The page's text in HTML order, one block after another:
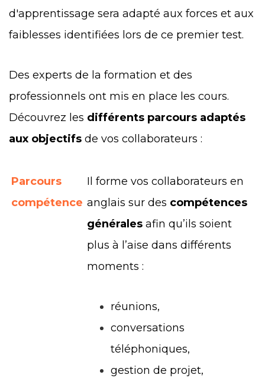
d'apprentissage sera adapté aux forces et aux
faiblesses identifiées lors de ce premier test.
Des experts de la formation et des
professionnels ont mis en place les cours.
Découvrez les différents parcours adaptés
aux objectifs de vos collaborateurs :
Parcours
compétence
Il forme vos collaborateurs en
anglais sur des compétences
générales afin qu’ils soient
plus à l’aise dans différents
moments :
réunions,
conversations
téléphoniques,
gestion de projet,